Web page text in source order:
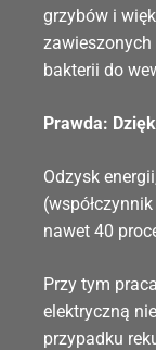
grzybów i
bakterii do
Prawda:
Odzysk
nawet 40
Przy tym
elektryczną
przypadku